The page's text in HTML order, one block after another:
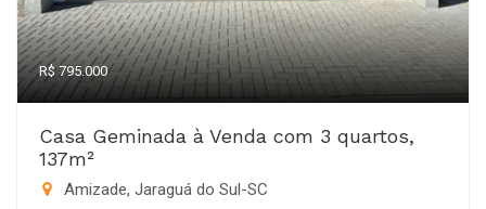
R$ 795.000
Casa Geminada à Venda com 3 quartos,
137m²
Amizade, Jaraguá do Sul-SC